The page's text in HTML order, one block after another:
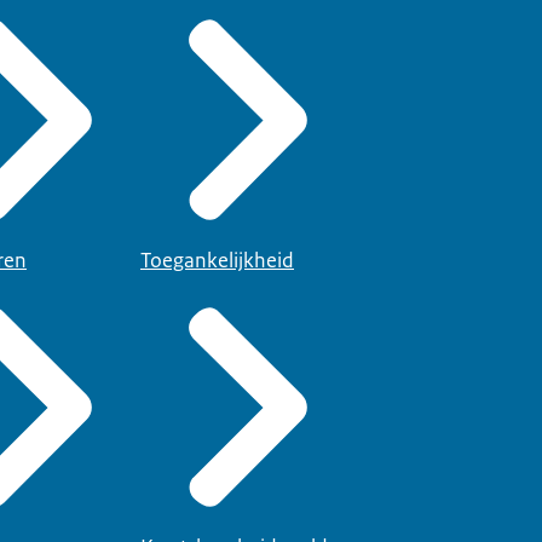
Toegankelijkheid